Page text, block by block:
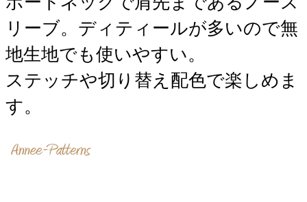
リーブ。ディティールが多いので無
地生地でも使いやすい。
ステッチや切り替え配色で楽しめま
す。